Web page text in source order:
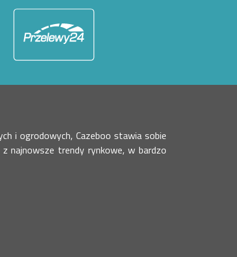
i ogrodowych, Cazeboo stawia sobie
najnowsze trendy rynkowe, w bardzo